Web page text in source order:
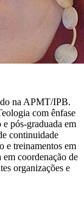
na APMT/IPB.
com ênfase
pós-graduada em
continuidade
e treinamentos em
coordenação de
organizações e